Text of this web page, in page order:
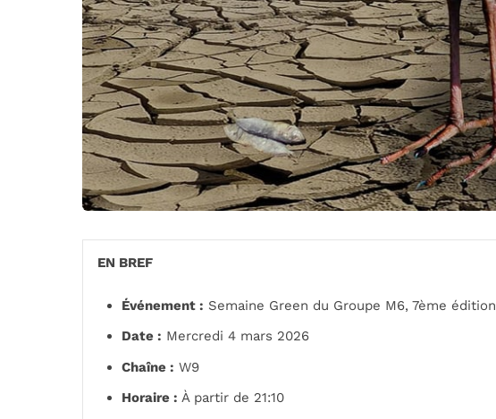
EN BREF
Événement : Semaine Green du Groupe M6, 7ème édition
Date : Mercredi 4 mars 2026
Chaîne : W9
Horaire : À partir de 21:10